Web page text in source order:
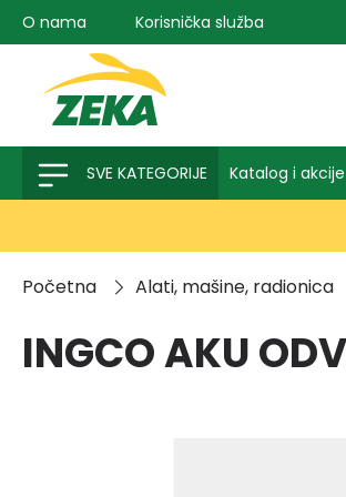
pretragu Preskoči na glavnu
O nama Korisnička služba
SVE KATEGORIJE Katalog i akcije
Početna Alati, mašine, radionica
INGCO AKU